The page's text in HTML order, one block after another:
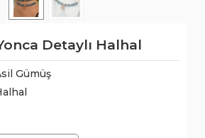
Detaylı Halhal
Gümüş